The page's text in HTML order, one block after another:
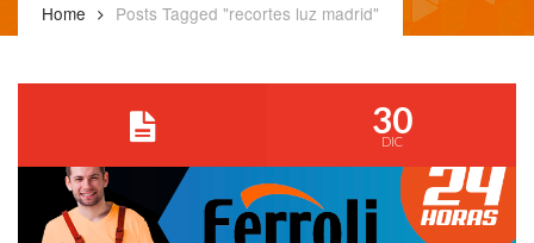
Home Posts Tagged "recortes luz madrid"
30
DIC